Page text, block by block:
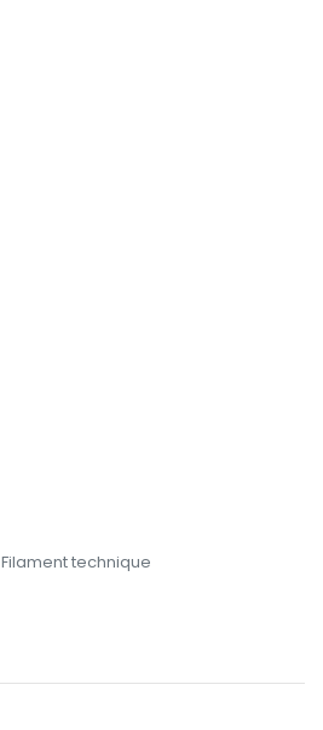
Filament technique